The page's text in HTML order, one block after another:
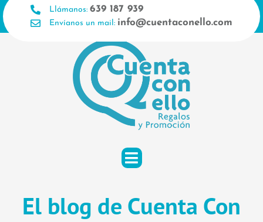
Ir
al
contenido
Llámanos: 639 187 939
Envíanos un mail: info@cuentaconello.com
El blog de Cuenta Con